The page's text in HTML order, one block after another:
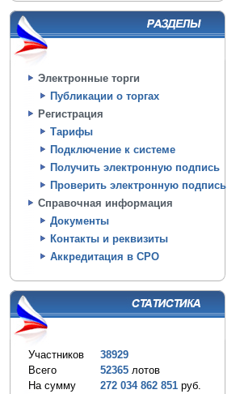
Электронные торги
Публикации о торгах
Регистрация
Тарифы
Подключение к системе
Получить электронную подпись
Проверить электронную подпись
Справочная информация
Документы
Контакты и реквизиты
Аккредитация в СРО
Участников
38929
Всего
52365 лотов
На сумму
272 034 862 851 руб.